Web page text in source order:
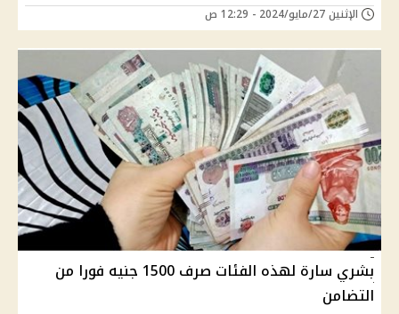
الإثنين 27/مايو/2024 - 12:29 ص
بشري سارة لهذه الفئات صرف 1500 جنيه فورا من
التضامن